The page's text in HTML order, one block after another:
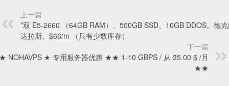
上一篇
*双 E5-2660 （64GB RAM）、500GB SSD、10GB DDOS。德
达拉斯。$66/m （只有少数库存）
下一篇
NOHAVPS ★ 专用服务器优惠 ★★ 1-10 GBPS / 从 35.00 $ /月
★★